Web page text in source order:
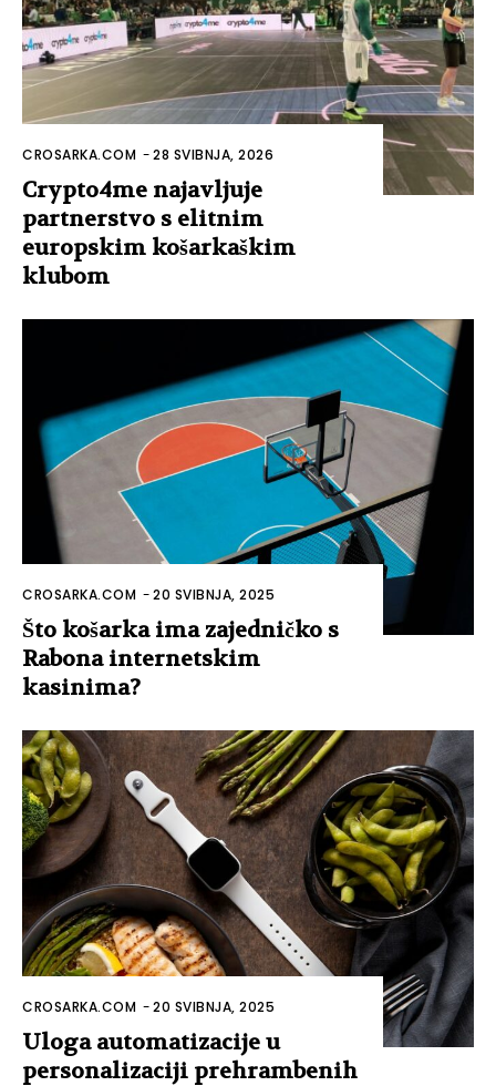
CROSARKA.COM -28 SVIBNJA, 2026
Crypto4me najavljuje
partnerstvo s elitnim
europskim košarkaškim
klubom
CROSARKA.COM -20 SVIBNJA, 2025
Što košarka ima zajedničko s
Rabona internetskim
kasinima?
CROSARKA.COM -20 SVIBNJA, 2025
Uloga automatizacije u
personalizaciji prehrambenih